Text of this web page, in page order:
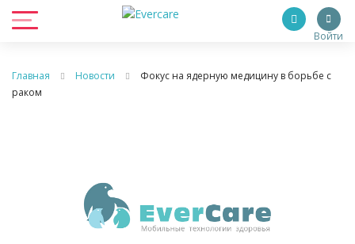
Войти
Главная Новости
Фокус на ядерную медицину в борьбе с
раком